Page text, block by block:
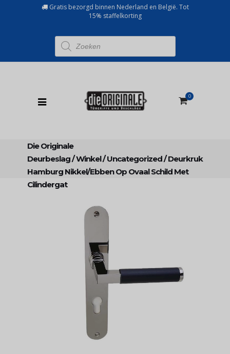
Gratis bezorgd binnen Nederland en België. Tot
15% staffelkorting
Producten
zoeken
0
Die Originale
Deurbeslag/Winkel/Uncategorized/Deurkruk
Hamburg Nikkel/ebben Op Ovaal Schild Met
Cilindergat